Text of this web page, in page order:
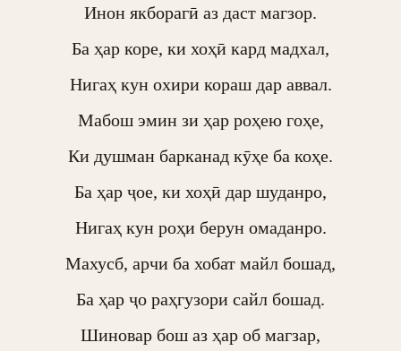
Инон якборагӣ аз даст магзор.
Ба ҳар коре, ки хоҳӣ кард мадхал,
Нигаҳ кун охири кораш дар аввал.
Мабош эмин зи ҳар роҳею гоҳе,
Ки душман барканад кӯҳе ба коҳе.
Ба ҳар ҷое, ки хоҳӣ дар шуданро,
Нигаҳ кун роҳи берун омаданро.
Махусб, арчи ба хобат майл бошад,
Ба ҳар ҷо раҳгузори сайл бошад.
Шиновар бош аз ҳар об магзар,